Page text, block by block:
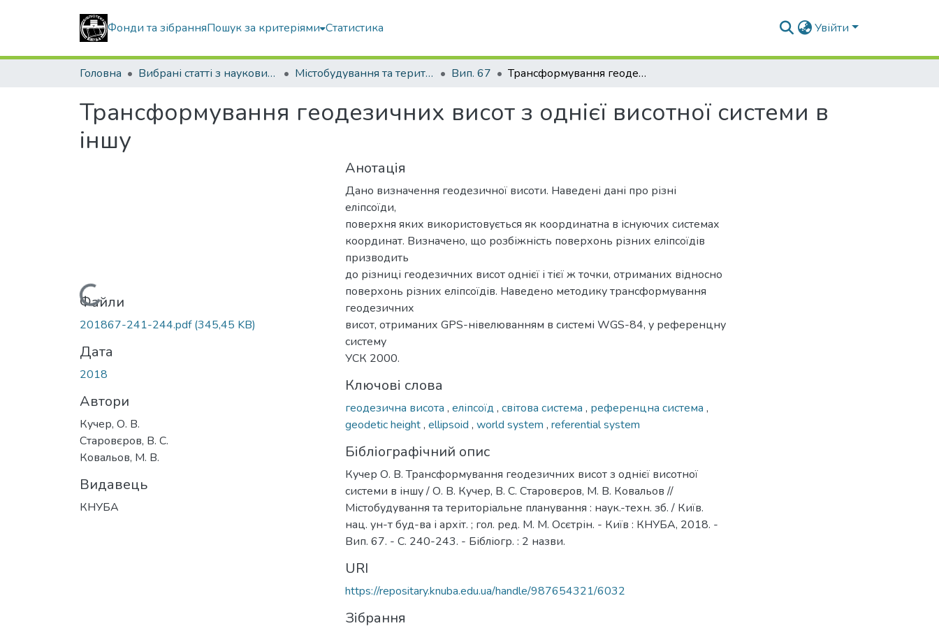
Фонди та зібранняПошук за критеріями Статистика Увійти
Головна Вибрані статті з наукових збірників КНУБА Містобудування та територіальне планування Вип. 67 Трансформування геодезичних висот з однієї висотної системи в іншу
Трансформування геодезичних висот з однієї висотної системи в
іншу
Вантажиться...
Файли
201867-241-244.pdf(345,45 KB)
Дата
2018
Автори
Кучер, О. В.
Старовєров, В. С.
Ковальов, М. В.
Видавець
КНУБА
Анотація
Дано визначення геодезичної висоти. Наведені дані про різні
еліпсоїди,
поверхня яких використовується як координатна в існуючих системах
координат. Визначено, що розбіжність поверхонь різних еліпсоїдів
призводить
до різниці геодезичних висот однієї і тієї ж точки, отриманих відносно
поверхонь різних еліпсоїдів. Наведено методику трансформування
геодезичних
висот, отриманих GPS-нівелюванням в системі WGS-84, у референцну
систему
УСК 2000.
Ключові слова
геодезична висота , еліпсоїд , світова система , референцна система ,
geodetic height, ellipsoid , world system , referential system
Бібліографічний опис
Кучер О. В. Трансформування геодезичних висот з однієї висотної
системи в іншу / О. В. Кучер, В. С. Старовєров, М. В. Ковальов //
Містобудування та територіальне планування : наук.-техн. зб. / Київ.
нац. ун-т буд-ва і архіт. ; гол. ред. М. М. Осєтрін. - Київ : КНУБА, 2018. -
Вип. 67. - С. 240-243. - Бібліогр. : 2 назви.
URI
https://repositary.knuba.edu.ua/handle/987654321/6032
Зібрання